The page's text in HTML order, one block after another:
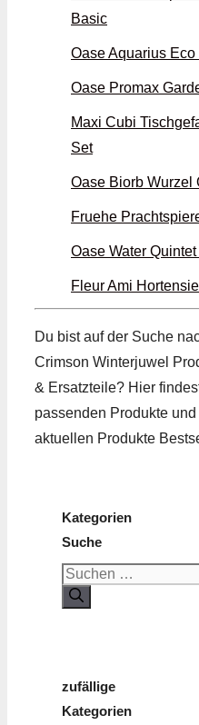
Basic
Oase Aquarius
Oase Promax
Maxi Cubi
Set
Oase Biorb Wurzel
Fruehe
Oase Water
Fleur Ami
Du bist auf der Suche
Crimson Winterjuwel
& Ersatzteile? Hier
passenden Produkte
aktuellen Produkte
Kategorien
Suche
Suchen
nach:
zufällige
Kategorien